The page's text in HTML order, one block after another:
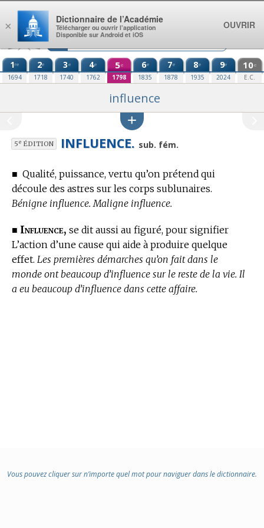
Aller au contenu
1re
1694
2e
1718
3e
1740
4e
1762
5e
1798
6e
1835
7e
1878
8e
1935
9e
2024
10e
E.C.
influence
5eÉDITION INFLUENCE. sub. fém.
■ Qualité, puissance, vertu qu’on prétend qui
découle des astres sur les corps sublunaires.
Bénigne influence. Maligne influence.
■ Influence, se dit aussi au figuré, pour signifier
L’action d’une cause qui aide à produire quelque
effet. Les premières démarches qu’on fait dans le
monde ont beaucoup d’influence sur le reste de la vie. Il
a eu beaucoup d’influence dans cette affaire.
Vous pouvez cliquer sur n’importe quel mot pour naviguer dans le dictionnaire.
×
Dictionnaire de l’Académie
Télécharger ou ouvrir l’application
Disponible sur Android et iOS
OUVRIR